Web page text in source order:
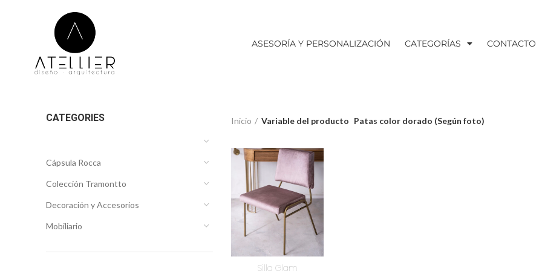
ASESORÍA Y PERSONALIZACIÓN CATEGORÍAS CONTACTO
CATEGORIES
Cápsula Rocca
Colección Tramontto
Decoración y Accesorios
Mobiliario
Inicio Variable del producto Patas color dorado (Según foto)
Silla Glam